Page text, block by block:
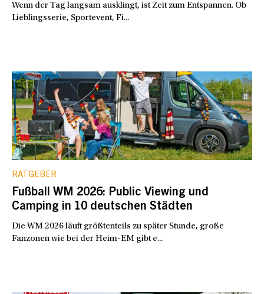
Wenn der Tag langsam ausklingt, ist Zeit zum Entspannen. Ob
Lieblingsserie, Sportevent, Fi...
RATGEBER
Fußball WM 2026: Public Viewing und
Camping in 10 deutschen Städten
Die WM 2026 läuft größtenteils zu später Stunde, große
Fanzonen wie bei der Heim-EM gibt e...